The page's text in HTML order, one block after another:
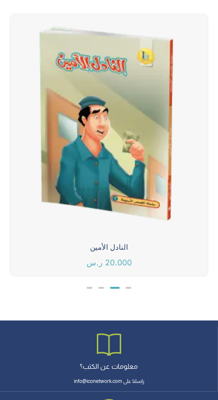
النادل الأمين
20.000 ر.س
معلومات عن الكتب؟
راسلنا على info@iconetwork.com